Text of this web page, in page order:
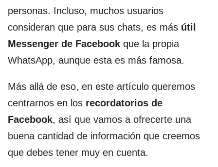
personas. Incluso, muchos usuarios
consideran que para sus chats, es más útil
Messenger de Facebook que la propia
WhatsApp, aunque esta es más famosa.
Más allá de eso, en este artículo queremos
centrarnos en los recordatorios de
Facebook, así que vamos a ofrecerte una
buena cantidad de información que creemos
que debes tener muy en cuenta.